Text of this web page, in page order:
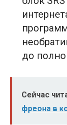
до
Сейчас
фреона в